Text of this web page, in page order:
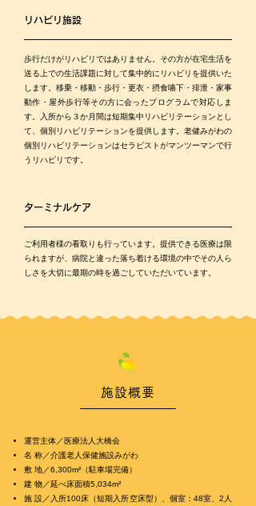
リハビリ施設
歩行だけがリハビリではありません。その方が在宅生活を
送る上での生活課題に対して集中的にリハビリを提供いた
します。移乗・移動・歩行・更衣・摂食嚥下・排泄・家事
動作・屋外歩行等その方に会ったプログラムで対応しま
す。入所から３か月間は短期集中リハビリテーションとし
て、個別リハビリテーションを提供します。老健みがわの
個別リハビリテーションはセラピストがマンツーマンで行
うリハビリです。
ターミナルケア
ご利用者様の看取りも行っています。提供できる医療は限
られますが、病院と違った落ち着ける環境の中でその人ら
しさを大切に最期の時を過ごしていただいています。
施設概要
運営主体／医療法人大橋会
名 称／介護老人保健施設みがわ
敷 地／6,300m²（駐車場完備）
建 物／延べ床面積5,034m²
施 設／入所100床（短期入所空床型）、個室：48室、2人